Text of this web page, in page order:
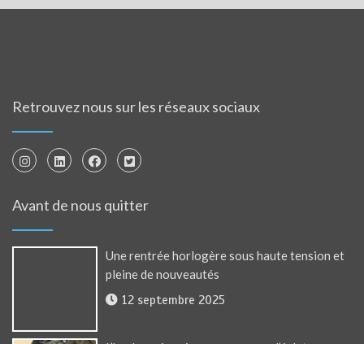
Retrouvez nous sur les réseaux sociaux
Avant de nous quitter
Une rentrée horlogère sous haute tension et
pleine de nouveautés
12 septembre 2025